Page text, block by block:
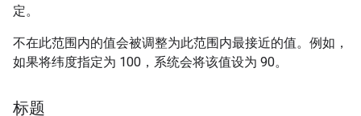
定。
不在此范围内的值会被调整为此范围内最接近的值。例如，
如果将纬度指定为 100，系统会将该值设为 90。
标题